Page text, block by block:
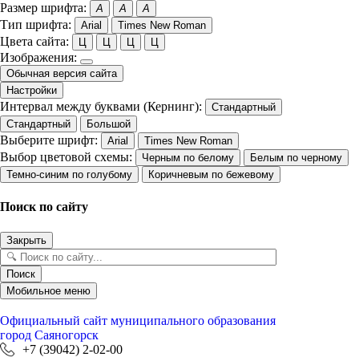
Размер шрифта: A A A
Тип шрифта: Arial Times New Roman
Цвета сайта: Ц Ц Ц Ц
Изображения:
Обычная версия сайта
Настройки
Интервал между буквами (Кернинг):
Стандартный
Стандартный
Большой
Выберите шрифт: Arial Times New Roman
Выбор цветовой схемы: Черным по белому
Белым по черному
Темно-синим по голубому
Коричневым по бежевому
Поиск по сайту
Закрыть
Поиск
Мобильное меню
Официальный сайт муниципального образования
город Саяногорск
+7 (39042) 2-02-00